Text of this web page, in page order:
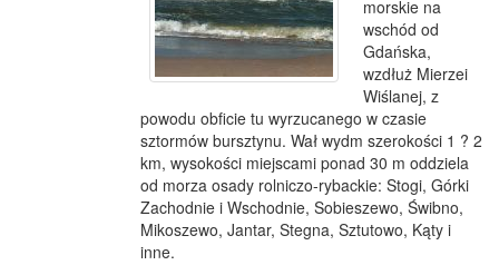
morskie na
wschód od
Gdańska,
wzdłuż Mierzei
Wiślanej, z
powodu obficie tu wyrzucanego w czasie
sztormów bursztynu. Wał wydm szerokości 1 ? 2
km, wysokości miejscami ponad 30 m oddziela
od morza osady rolniczo-rybackie: Stogi, Górki
Zachodnie i Wschodnie, Sobieszewo, Świbno,
Mikoszewo, Jantar, Stegna, Sztutowo, Kąty i
inne.